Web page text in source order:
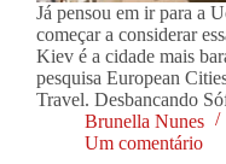
Já pensou em ir para a
começar a considerar
Kiev é a cidade mais
pesquisa European
Travel. Desbancando
Brunella Nunes
Um comentário